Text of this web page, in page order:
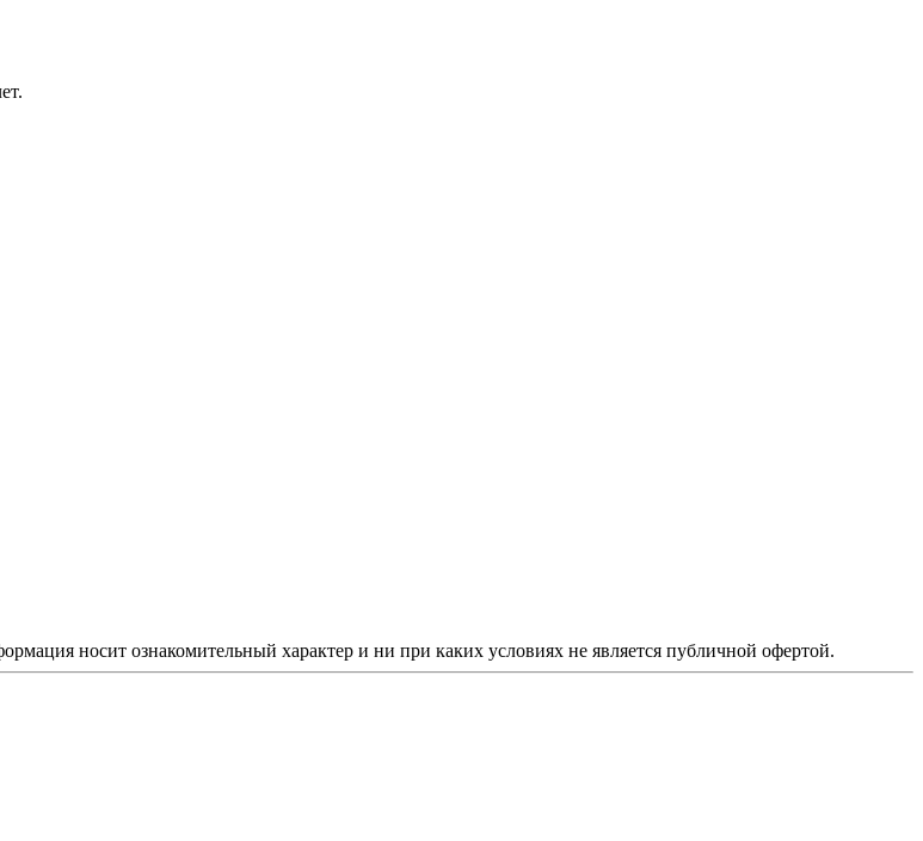
носит ознакомительный характер и ни при каких условиях не является публичной офертой.